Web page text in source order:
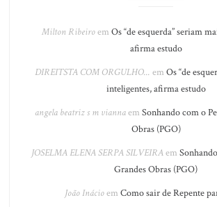
Milton Ribeiroem Os “de esquerda” seriam
afirma estudo
DIREITSTA COM ORGULHO... em Os “de
inteligentes, afirma estudo
angela beatriz s m viannaem Sonhando com o
Obras (PGO)
JOSELMA ELENA SERPA SILVEIRAem
Grandes Obras (PGO)
João Inácioem Como sair de Repente